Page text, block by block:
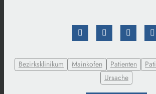
Bezirksklinikum Mainkofen Patienten
Ursache